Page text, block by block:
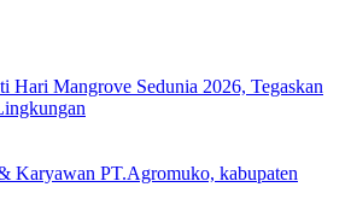
Hari Mangrove Sedunia 2026, Tegaskan
Karyawan PT.Agromuko, kabupaten